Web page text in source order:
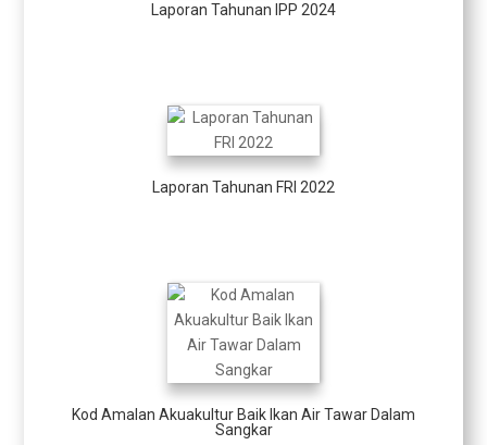
Laporan Tahunan IPP 2024
Laporan Tahunan FRI 2022
Kod Amalan Akuakultur Baik Ikan Air Tawar Dalam
Sangkar